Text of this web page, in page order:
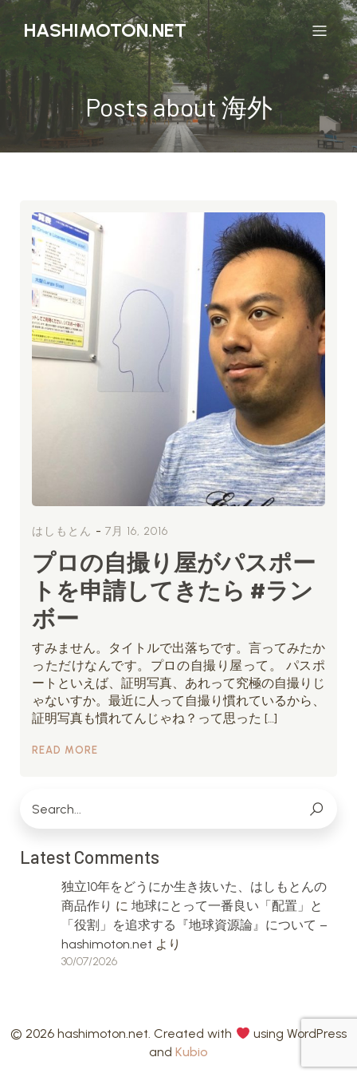
HASHIMOTON.NET
Posts about 海外
はしもとん - 7月 16, 2016
プロの自撮り屋がパスポー
トを申請してきたら #ラン
ボー
すみません。タイトルで出落ちです。言ってみたか
っただけなんです。プロの自撮り屋って。 パスポ
ートといえば、証明写真、あれって究極の自撮りじ
ゃないすか。最近に人って自撮り慣れているから、
証明写真も慣れてんじゃね？って思った […]
READ MORE
Latest Comments
独立10年をどうにか生き抜いた、はしもとんの
商品作り に 地球にとって一番良い「配置」と
「役割」を追求する『地球資源論』について –
hashimoton.net より
30/07/2026
© 2026 hashimoton.net. Created with
using WordPress
and Kubio